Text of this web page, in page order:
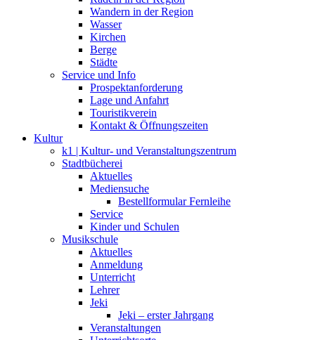
Wandern in der Region
Wasser
Kirchen
Berge
Städte
Service und Info
Prospektanforderung
Lage und Anfahrt
Touristikverein
Kontakt & Öffnungszeiten
Kultur
k1 | Kultur- und Veranstaltungszentrum
Stadtbücherei
Aktuelles
Mediensuche
Bestellformular Fernleihe
Service
Kinder und Schulen
Musikschule
Aktuelles
Anmeldung
Unterricht
Lehrer
Jeki
Jeki – erster Jahrgang
Veranstaltungen